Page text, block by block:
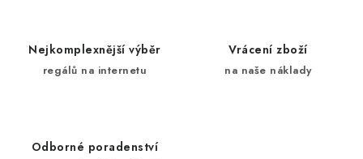
Nejkomplexnější výběr
regálů na internetu
Vrácení zboží
na naše náklady
Odborné poradenství